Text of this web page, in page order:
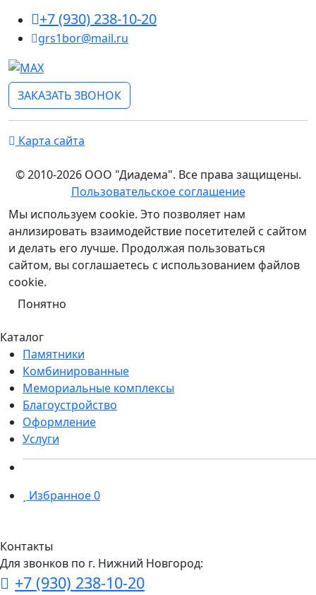
+7 (930) 238-10-20
grs1bor@mail.ru
ЗАКАЗАТЬ ЗВОНОК
Карта сайта
© 2010-2026 ООО "Диадема". Все права защищены.
Пользовательское соглашение
Мы используем cookie. Это позволяет нам
анлизировать взаимодействие посетителей с сайтом
и делать его лучше. Продолжая пользоваться
сайтом, вы соглашаетесь с использованием файлов
cookie.
Понятно
Каталог
Памятники
Комбинированные
Мемориальные комплексы
Благоустройство
Оформление
Услуги
Избранное0
Контакты
Для звонков по г. Нижний Новгород:
+7 (930) 238-10-20